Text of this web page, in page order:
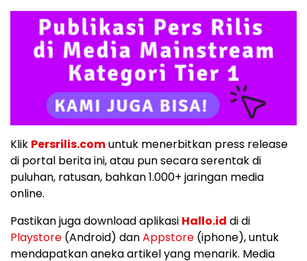
Klik Persrilis.comuntuk menerbitkan press release
di portal berita ini, atau pun secara serentak di
puluhan, ratusan, bahkan 1.000+ jaringan media
online.
Pastikan juga download aplikasi Hallo.id di di
Playstore (Android) danAppstore (iphone), untuk
mendapatkan aneka artikel yang menarik. Media